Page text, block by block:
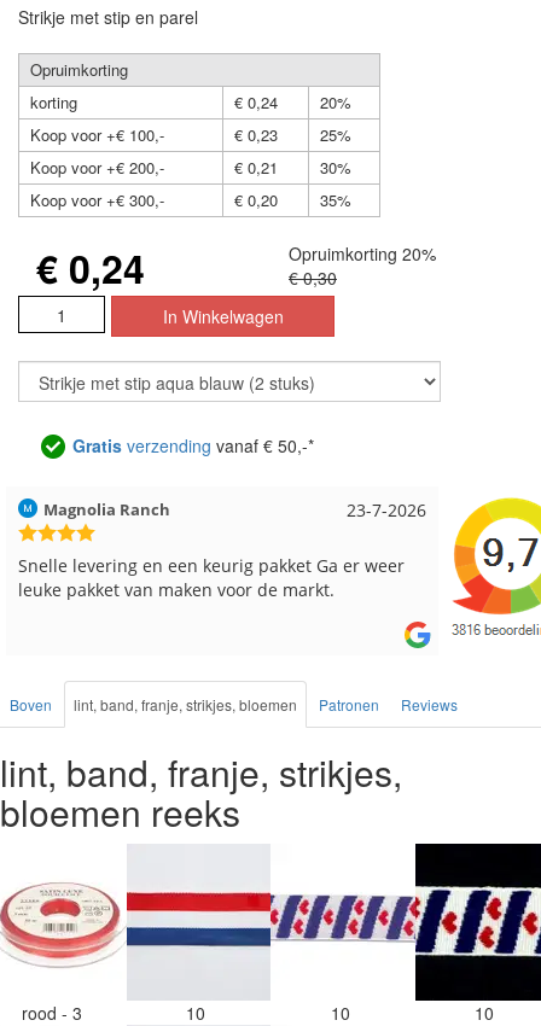
Strikje met stip en parel
Opruimkorting
korting
€ 0,24
20%
Koop voor +€ 100,-
€ 0,23
25%
Koop voor +€ 200,-
€ 0,21
30%
Koop voor +€ 300,-
€ 0,20 35%
€ 0,24
Opruimkorting 20%
€ 0,30
Gratis verzending vanaf € 50,-*
23-7-2026
Magnolia Ranch
levering en een keurig pakket Ga er weer
pakket van maken voor de markt.
Hilde uit
Reeds
besteld,
Boven lint, band, franje, strikjes, bloemen Patronen Reviews
lint, band, franje, strikjes,
bloemen reeks
rood - 3 10 10 10